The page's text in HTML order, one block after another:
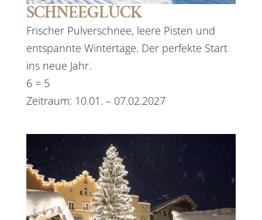
SCHNEEGLÜCK
Frischer Pulverschnee, leere Pisten und
entspannte Wintertage. Der perfekte Start
ins neue Jahr.
6 = 5
Zeitraum: 10.01. – 07.02.2027